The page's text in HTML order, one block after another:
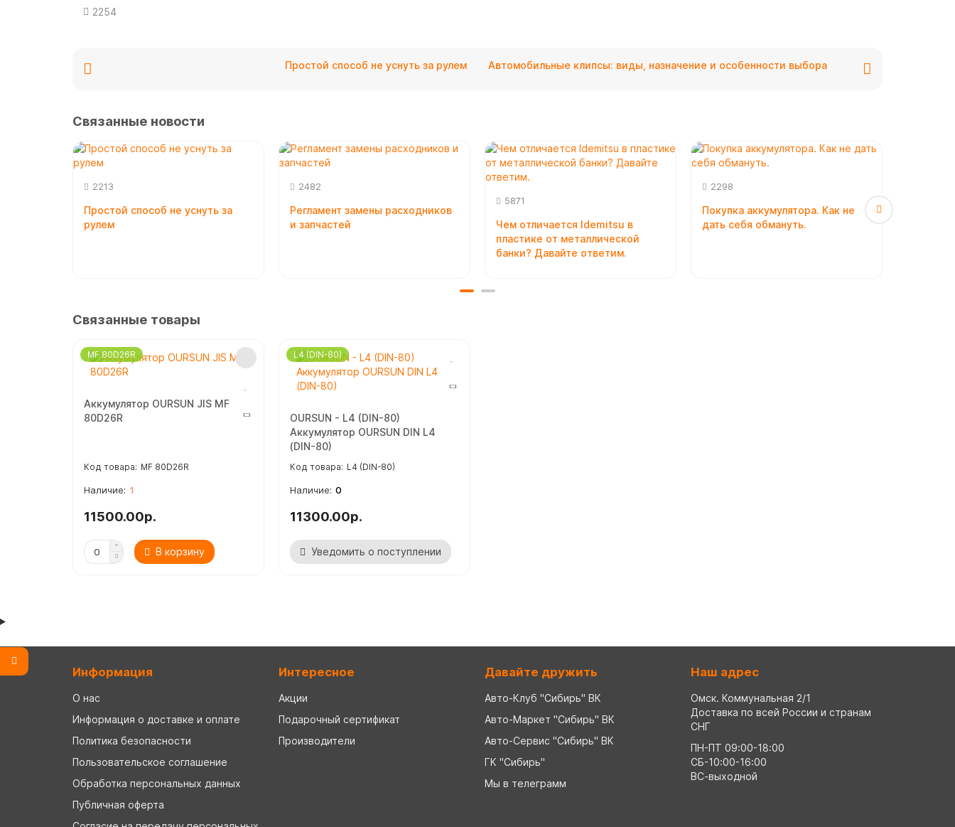
2254
Простой способ не уснуть за рулем Автомобильные клипсы: виды, назначение и особенности выбора
Связанные новости
2213
Простой способ не уснуть за
рулем
2482
Регламент замены расходников
и запчастей
5871
Чем отличается Idemitsu в
пластике от металлической
банки? Давайте ответим.
2298
Покупка аккумулятора. Как не
дать себя обмануть.
Связанные товары
MF 80D26R
Аккумулятор OURSUN JIS MF
80D26R
MF 80D26R
1
11500.00р.
В корзину
L4 (DIN-80)
OURSUN - L4 (DIN-80)
Аккумулятор OURSUN DIN L4
(DIN-80)
L4 (DIN-80)
0
11300.00р.
Уведомить о поступлении
Информация
О нас
Информация о доставке и оплате
Политика безопасности
Пользовательское соглашение
Обработка персональных данных
Публичная оферта
Интересное
Акции
Подарочный сертификат
Производители
Давайте дружить
Авто-Клуб "Сибирь" ВК
Авто-Маркет "Сибирь" ВК
Авто-Сервис "Сибирь" ВК
ГК "Сибирь"
Мы в телеграмм
Наш адрес
Омск. Коммунальная 2/1
Доставка по всей России и странам
СНГ
ПН-ПТ 09:00-18:00
СБ-10:00-16:00
ВС-выходной